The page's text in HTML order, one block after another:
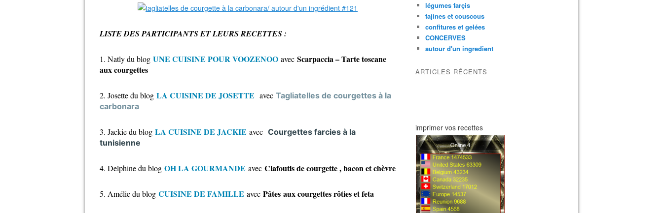
LISTE DES PARTICIPANTS ET LEURS RECETTES :
1. Natly du blog UNE CUISINE POUR VOOZENOO avec Scarpaccia – Tarte toscane
aux courgettes
2. Josette du blog LA CUISINE DE JOSETTE avec Tagliatelles de courgettes à la
carbonara
3. Jackie du blog LA CUISINE DE JACKIE avec Courgettes farcies à la
tunisienne
4. Delphine du blog OH LA GOURMANDE avec Clafoutis de courgette , bacon et chèvre
5. Amélie du blog CUISINE DE FAMILLE avec Pâtes aux courgettes rôties et feta
légumes farçis
tajines et couscous
confitures et gelées
CONCERVES
autour d'un ingredient
ARTICLES RÉCENTS
imprimer vos recettes